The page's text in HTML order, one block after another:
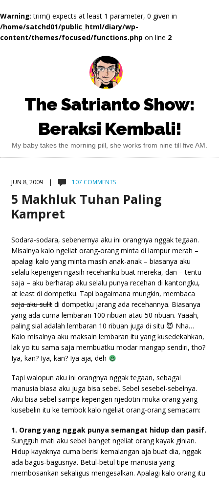
Warning: trim() expects at least 1 parameter, 0 given in
/home/satchd01/public_html/diary/wp-
content/themes/focused/functions.php on line 2
The Satrianto Show:
Beraksi Kembali!
My baby takes the morning pill, she works from nine till five AM.
JUN 8, 2009 | 107 COMMENTS
5 Makhluk Tuhan Paling
Kampret
Sodara-sodara, sebenernya aku ini orangnya nggak tegaan.
Misalnya kalo ngeliat orang-orang minta di lampur merah –
apalagi kalo yang minta masih anak-anak – biasanya aku
selalu kepengen ngasih recehanku buat mereka, dan – tentu
saja – aku berharap aku selalu punya recehan di kantongku,
at least di dompetku. Tapi bagaimana mungkin,membaca
saja aku sulitdi dompetku jarang ada recehannya. Biasanya
yang ada cuma lembaran 100 ribuan atau 50 ribuan. Yaaah,
paling sial adalah lembaran 10 ribuan juga di situ 😈 Nha…
Kalo misalnya aku maksain lembaran itu yang kusedekahkan,
lak yo itu sama saja membuatku modar mangap sendiri, tho?
Iya, kan? Iya, kan? Iya aja, deh
Tapi walopun aku ini orangnya nggak tegaan, sebagai
manusia biasa aku juga bisa sebel. Sebel sesebel-sebelnya.
Aku bisa sebel sampe kepengen njedotin muka orang yang
kusebelin itu ke tembok kalo ngeliat orang-orang semacam:
1. Orang yang nggak punya semangat hidup dan pasif.
Sungguh mati aku sebel banget ngeliat orang kayak ginian.
Hidup kayaknya cuma berisi kemalangan aja buat dia, nggak
ada bagus-bagusnya. Betul-betul tipe manusia yang
membosankan sekaligus mengesalkan. Apalagi kalo orang itu